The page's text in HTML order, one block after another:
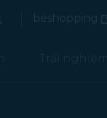
kiếm
(mở
béshopping
Trải